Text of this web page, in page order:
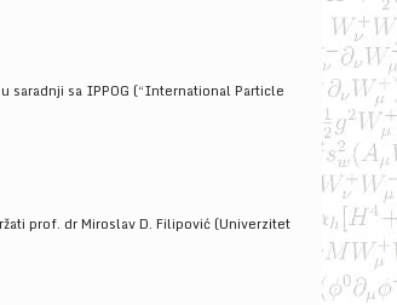
saradnji sa IPPOG (“International Particle
prof. dr Miroslav D. Filipović (Univerzitet